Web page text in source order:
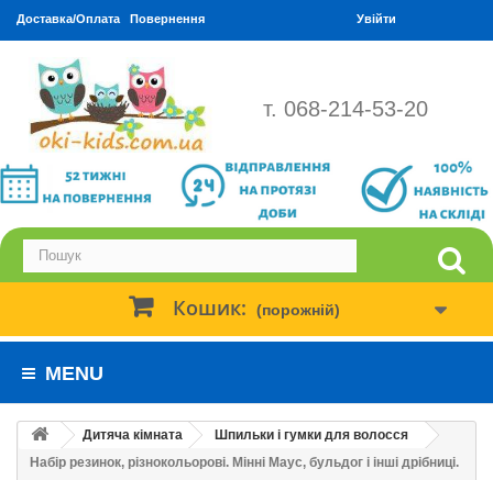
Доставка/Оплата Повернення Увійти
т. 068-214-53-20
Кошик: (порожній)
MENU
Дитяча кімната
Шпильки і гумки для волосся
Набір резинок, різнокольорові. Мінні Маус, бульдог і інші дрібниці.